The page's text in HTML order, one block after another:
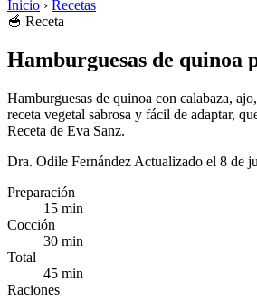
Inicio › Recetas
🥣 Receta
Hamburguesas de quinoa
Hamburguesas de quinoa con calabaza,
receta vegetal sabrosa y fácil de adaptar,
Receta de Eva Sanz.
Dra. Odile Fernández Actualizado el 8 de
Preparación
15 min
Cocción
30 min
Total
45 min
Raciones